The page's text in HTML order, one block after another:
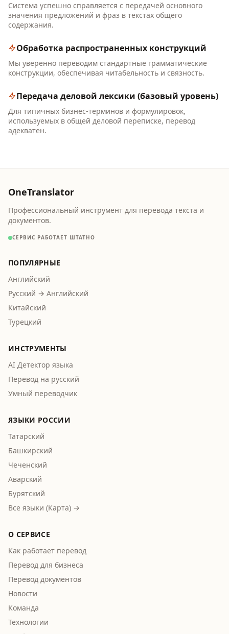
Система успешно справляется с передачей основного
значения предложений и фраз в текстах общего
содержания.
Обработка распространенных конструкций
Мы уверенно переводим стандартные грамматические
конструкции, обеспечивая читабельность и связность.
Передача деловой лексики (базовый уровень)
Для типичных бизнес-терминов и формулировок,
используемых в общей деловой переписке, перевод
адекватен.
OneTranslator
Профессиональный инструмент для перевода текста и
документов.
СЕРВИС РАБОТАЕТ ШТАТНО
ПОПУЛЯРНЫЕ
Английский
Русский → Английский
Китайский
Турецкий
ИНСТРУМЕНТЫ
AI Детектор языка
Перевод на русский
Умный переводчик
ЯЗЫКИ РОССИИ
Татарский
Башкирский
Чеченский
Аварский
Бурятский
Все языки (Карта) →
О СЕРВИСЕ
Как работает перевод
Перевод для бизнеса
Перевод документов
Новости
Команда
Технологии